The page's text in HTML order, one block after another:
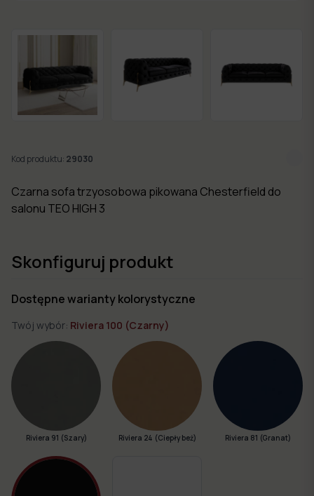
dni
Nowości
Kolekcje
mebli
Kod produktu: 29030
Czarna sofa trzyosobowa pikowana Chesterfield do
salonu TEO HIGH 3
Skonfiguruj produkt
Dostępne warianty kolorystyczne
Twój wybór: Riviera 100 (Czarny)
Riviera 91 (Szary) Riviera 24 (Ciepły beż) Riviera 81 (Granat)